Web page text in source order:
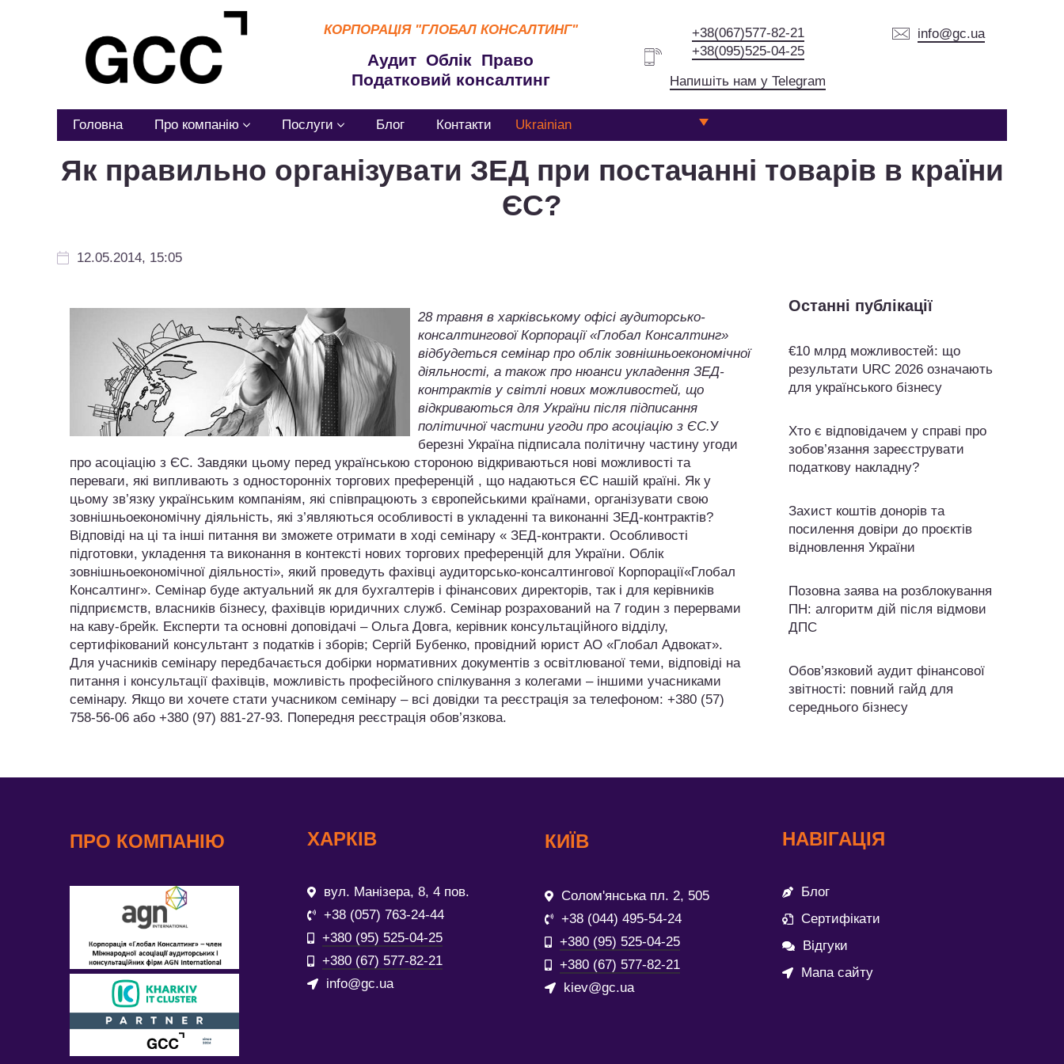
КОРПОРАЦІЯ "ГЛОБАЛ КОНСАЛТИНГ"
Аудит Облік Право
Податковий консалтинг
+38(067)577-82-21
+38(095)525-04-25
Напишіть нам у Telegram
info@gc.ua
Головна Про компанію Послуги Блог Контакти Ukrainian
Як правильно організувати ЗЕД при постачанні товарів в країни
ЄС?
12.05.2014, 15:05
28 травня в харківському офісі аудиторсько-
консалтингової Корпорації «Глобал Консалтинг»
відбудеться семінар про облік зовнішньоекономічної
діяльності, а також про нюанси укладення ЗЕД-
контрактів у світлі нових можливостей, що
відкриваються для України після підписання
політичної частини угоди про асоціацію з ЄС.У
березні Україна підписала політичну частину угоди
про асоціацію з ЄС. Завдяки цьому перед українською стороною відкриваються нові можливості та
переваги, які випливають з односторонніх торгових преференцій , що надаються ЄС нашій країні. Як у
цьому зв’язку українським компаніям, які співпрацюють з європейськими країнами, організувати свою
зовнішньоекономічну діяльність, які з’являються особливості в укладенні та виконанні ЗЕД-контрактів?
Відповіді на ці та інші питання ви зможете отримати в ході семінару « ЗЕД-контракти. Особливості
підготовки, укладення та виконання в контексті нових торгових преференцій для України. Облік
зовнішньоекономічної діяльності», який проведуть фахівці аудиторсько-консалтингової Корпорації«Глобал
Консалтинг». Семінар буде актуальний як для бухгалтерів і фінансових директорів, так і для керівників
підприємств, власників бізнесу, фахівців юридичних служб. Семінар розрахований на 7 годин з перервами
на каву-брейк. Експерти та основні доповідачі – Ольга Довга, керівник консультаційного відділу,
сертифікований консультант з податків і зборів; Сергій Бубенко, провідний юрист АО «Глобал Адвокат».
Для учасників семінару передбачається добірки нормативних документів з освітлюваної теми, відповіді на
питання і консультації фахівців, можливість професійного спілкування з колегами – іншими учасниками
семінару. Якщо ви хочете стати учасником семінару – всі довідки та реєстрація за телефоном: +380 (57)
758-56-06 або +380 (97) 881-27-93. Попередня реєстрація обов’язкова.
Останні публікації
€10 млрд можливостей: що
результати URC 2026 означають
для українського бізнесу
Хто є відповідачем у справі про
зобов’язання зареєструвати
податкову накладну?
Захист коштів донорів та
посилення довіри до проєктів
відновлення України
Позовна заява на розблокування
ПН: алгоритм дій після відмови
ДПС
Обов’язковий аудит фінансової
звітності: повний гайд для
середнього бізнесу
ПРО КОМПАНІЮ ХАРКІВ
вул. Манізера, 8, 4 пов.
+38 (057) 763-24-44
+380 (95) 525-04-25
+380 (67) 577-82-21
info@gc.ua
КИЇВ
Солом'янська пл. 2, 505
+38 (044) 495-54-24
+380 (95) 525-04-25
+380 (67) 577-82-21
kiev@gc.ua
НАВІГАЦІЯ
Блог
Сертифікати
Відгуки
Мапа сайту